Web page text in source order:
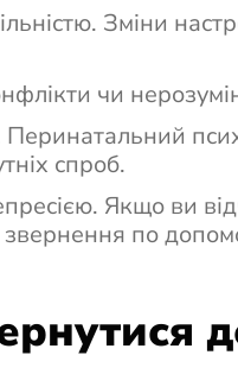
Зміни
чи
Перинатальний
спроб.
Якщо ви
по